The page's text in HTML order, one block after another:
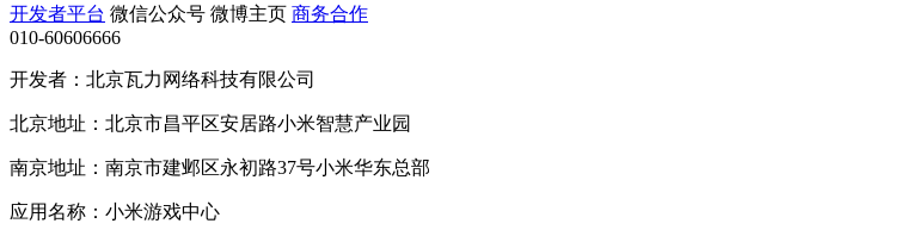
开发者平台 微信公众号 微博主页 商务合作
010-60606666
开发者：北京瓦力网络科技有限公司
北京地址：北京市昌平区安居路小米智慧产业园
南京地址：南京市建邺区永初路37号小米华东总部
应用名称：小米游戏中心